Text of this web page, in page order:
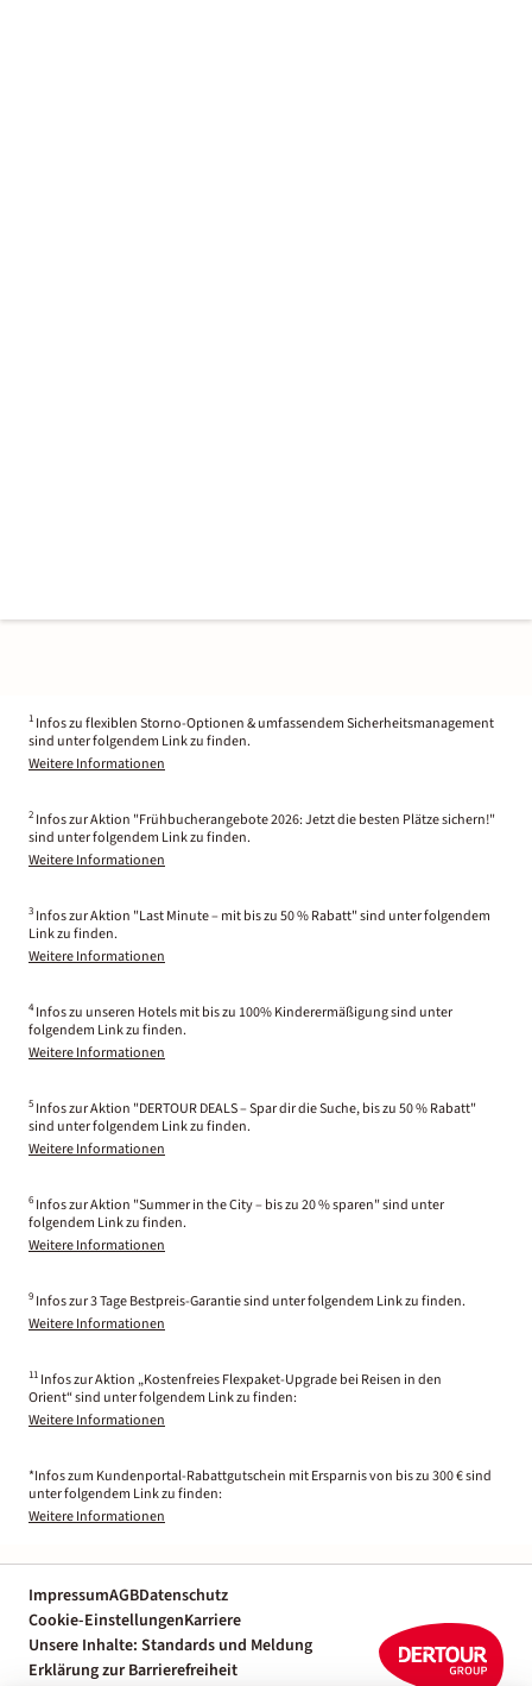
1 Infos zu flexiblen Storno-Optionen & umfassendem Sicherheitsmanagement
sind unter folgendem Link zu finden.
Weitere Informationen
2 Infos zur Aktion "Frühbucherangebote 2026: Jetzt die besten Plätze sichern!"
sind unter folgendem Link zu finden.
Weitere Informationen
3 Infos zur Aktion "Last Minute – mit bis zu 50 % Rabatt" sind unter folgendem
Link zu finden.
Weitere Informationen
4 Infos zu unseren Hotels mit bis zu 100% Kinderermäßigung sind unter
folgendem Link zu finden.
Weitere Informationen
5 Infos zur Aktion "DERTOUR DEALS – Spar dir die Suche, bis zu 50 % Rabatt"
sind unter folgendem Link zu finden.
Weitere Informationen
6 Infos zur Aktion "Summer in the City – bis zu 20 % sparen" sind unter
folgendem Link zu finden.
Weitere Informationen
9 Infos zur 3 Tage Bestpreis-Garantie sind unter folgendem Link zu finden.
Weitere Informationen
11 Infos zur Aktion „Kostenfreies Flexpaket-Upgrade bei Reisen in den
Orient“ sind unter folgendem Link zu finden:
Weitere Informationen
*Infos zum Kundenportal-Rabattgutschein mit Ersparnis von bis zu 300 € sind
unter folgendem Link zu finden:
Weitere Informationen
ImpressumAGBDatenschutz
Cookie-EinstellungenKarriere
Unsere Inhalte: Standards und Meldung
Erklärung zur Barrierefreiheit